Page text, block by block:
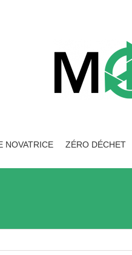
NOVATRICE ZÉRO DÉCHET